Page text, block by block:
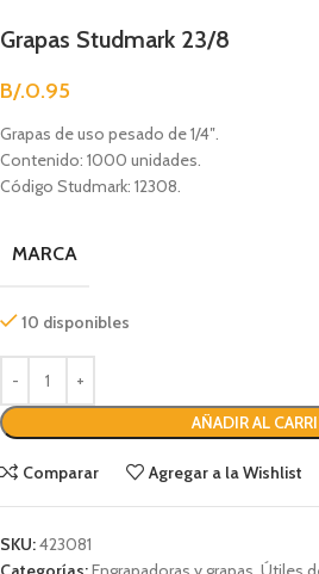
Grapas Studmark 23/8
B/.0.95
Grapas de uso pesado de 1/4″.
Contenido: 1000 unidades.
Código Studmark: 12308.
MARCA
10 disponibles
AÑADIR AL
Comparar Agregar a la Wishlist
SKU:423081